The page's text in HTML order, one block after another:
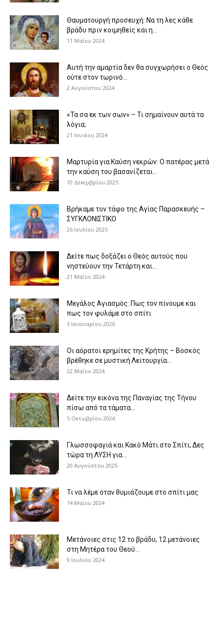
Θαυματουργή προσευχή: Να τη λες κάθε
βράδυ πριν κοιμηθείς και η...
11 Μαΐου 2024
Αυτή την αμαρτία δεν θα συγχωρήσει ο Θεός
ούτε στον τωρινό...
2 Αυγούστου 2024
«Τα σα εκ των σων» – Τι σημαίνουν αυτά τα
λόγια;
21 Ιουνίου 2024
Μαρτυρία για Καύση νεκρών: Ο πατέρας μετά
την καύση του βασανίζεται...
10 Δεκεμβρίου 2025
Βρήκαμε τον τάφο της Αγίας Παρασκευής –
ΣΥΓΚΛΟΝΙΣΤΙΚΟ
26 Ιουλίου 2025
Δείτε πως δοξάζει ο Θεός αυτούς που
νηστεύουν την Τετάρτη και...
21 Μαΐου 2024
Μεγάλος Αγιασμός: Πως τον πίνουμε και
πως τον φυλάμε στο σπίτι
5 Ιανουαρίου 2026
Οι αόρατοι ερημίτες της Κρήτης – Βοσκός
βρέθηκε σε μυστική Λειτουργία...
22 Μαΐου 2024
Δείτε την εικόνα της Παναγίας της Τήνου
πίσω από τα τάματα...
5 Οκτωβρίου 2024
Γλωσσοφαγιά και Κακό Μάτι στο Σπίτι; Δες
τώρα τη ΛΥΣΗ για...
20 Αυγούστου 2025
Τι να λέμε όταν θυμιάζουμε στο σπίτι μας
14 Μαΐου 2024
Μετάνοιες στις 12 το βράδυ, 12 μετάνοιες
στη Μητέρα του Θεού...
9 Ιουλίου 2024